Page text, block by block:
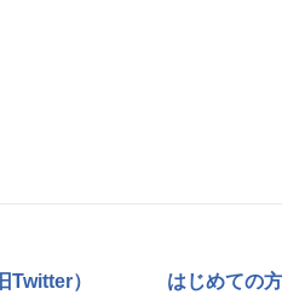
Twitter） はじめての方